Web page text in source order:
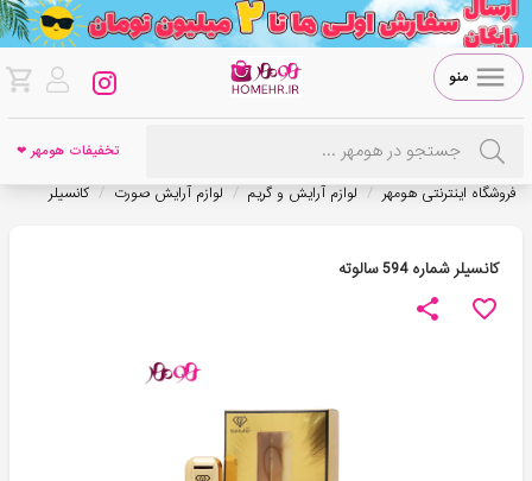
منو
تخفیفات هومهر ❤
فروشگاه اینترنتی هومهر / لوازم آرایش و گریم / لوازم آرایش صورت / کانسیلر
کانسیلر شماره 594 سالوته